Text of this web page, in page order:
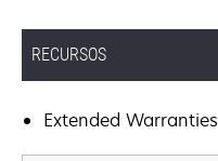
RECURSOS
Extended Warranties